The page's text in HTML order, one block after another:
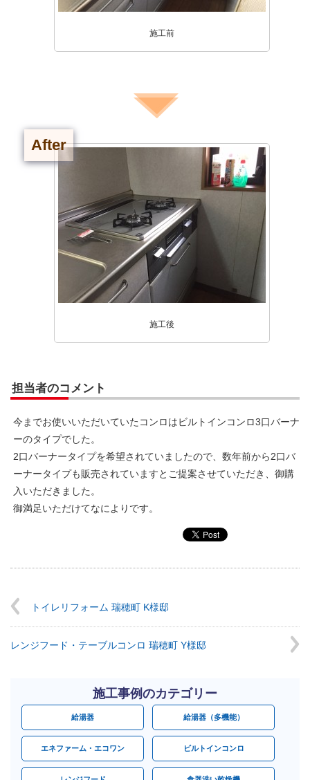
施工前
After
施工後
担当者のコメント
今までお使いいただいていたコンロはビルトインコンロ3口バーナ
ーのタイプでした。
2口バーナータイプを希望されていましたので、数年前から2口バ
ーナータイプも販売されていますとご提案させていただき、御購
入いただきました。
御満足いただけてなによりです。
トイレリフォーム 瑞穂町 K様邸
レンジフード・テーブルコンロ 瑞穂町 Y様邸
施工事例のカテゴリー
給湯器 給湯器（多機能）
エネファーム・エコワン ビルトインコンロ